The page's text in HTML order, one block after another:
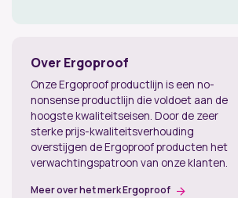
Over Ergoproof
Onze Ergoproof productlijn is een no-
nonsense productlijn die voldoet aan de
hoogste kwaliteitseisen. Door de zeer
sterke prijs-kwaliteitsverhouding
overstijgen de Ergoproof producten het
verwachtingspatroon van onze klanten.
Meer over het merk Ergoproof